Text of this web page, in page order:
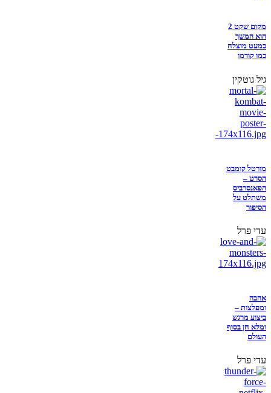
מקום שקט 2
הוא המשך
כמעט מוצלח
כמו קודמו
גיל גוטקין
מורטל קומבט
הסרט –
הפאנסרביס
משתלט על
הסיפור
עדי פרל
אהבה
ומפלצות –
ביצוע מרגש
ומלא חן בסוף
העולם
עדי פרל